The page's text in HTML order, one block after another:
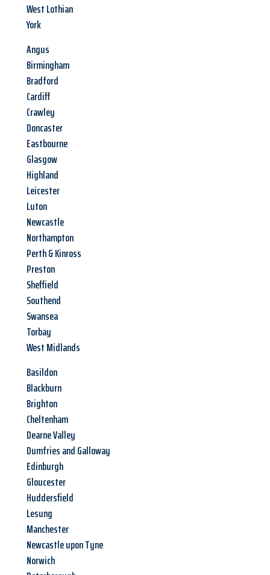
West Lothian
York
Angus
Birmingham
Bradford
Cardiff
Crawley
Doncaster
Eastbourne
Glasgow
Highland
Leicester
Luton
Newcastle
Northampton
Perth & Kinross
Preston
Sheffield
Southend
Swansea
Torbay
West Midlands
Basildon
Blackburn
Brighton
Cheltenham
Dearne Valley
Dumfries and Galloway
Edinburgh
Gloucester
Huddersfield
Lesung
Manchester
Newcastle upon Tyne
Norwich